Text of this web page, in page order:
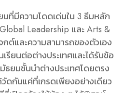
นที่มีความโดดเด่นใน 3 ธีมหลัก
Leadership และArts &
กต์และความสามารถของตัวเอง
รียนต่อต่างประเทศและได้รับข้อ
ธยมชั้นนำต่างประเทศโดยตรง
วัดกันแค่ที่เกรดเพียงอย่างเดียว